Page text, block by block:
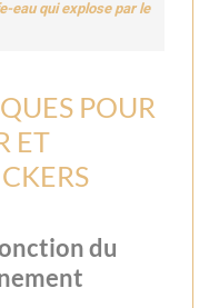
eau qui explose par le
POUR
ET
du